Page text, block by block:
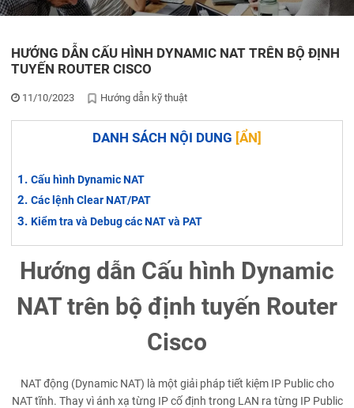
HƯỚNG DẪN CẤU HÌNH DYNAMIC NAT TRÊN BỘ ĐỊNH
TUYẾN ROUTER CISCO
11/10/2023 Hướng dẫn kỹ thuật
DANH SÁCH NỘI DUNG [ẨN]
Cấu hình Dynamic NAT
Các lệnh Clear NAT/PAT
Kiểm tra và Debug các NAT và PAT
Hướng dẫn Cấu hình Dynamic
NAT trên bộ định tuyến Router
Cisco
NAT động (Dynamic NAT) là một giải pháp tiết kiệm IP Public cho
NAT tĩnh. Thay vì ánh xạ từng IP cố định trong LAN ra từng IP Public